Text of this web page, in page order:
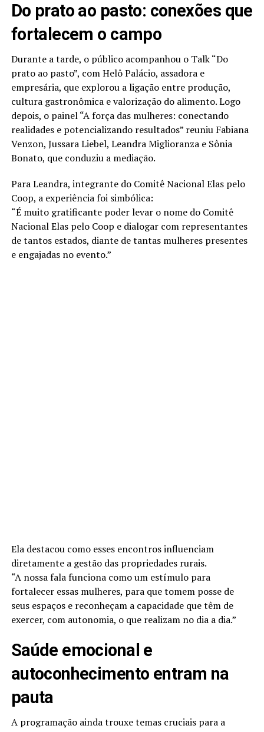
Do prato ao pasto: conexões que
fortalecem o campo
Durante a tarde, o público acompanhou o Talk “Do
prato ao pasto”, com Helô Palácio, assadora e
empresária, que explorou a ligação entre produção,
cultura gastronômica e valorização do alimento. Logo
depois, o painel “A força das mulheres: conectando
realidades e potencializando resultados” reuniu Fabiana
Venzon, Jussara Liebel, Leandra Miglioranza e Sônia
Bonato, que conduziu a mediação.
Para Leandra, integrante do Comitê Nacional Elas pelo
Coop, a experiência foi simbólica:
“É muito gratificante poder levar o nome do Comitê
Nacional Elas pelo Coop e dialogar com representantes
de tantos estados, diante de tantas mulheres presentes
e engajadas no evento.”
Ela destacou como esses encontros influenciam
diretamente a gestão das propriedades rurais.
“A nossa fala funciona como um estímulo para
fortalecer essas mulheres, para que tomem posse de
seus espaços e reconheçam a capacidade que têm de
exercer, com autonomia, o que realizam no dia a dia.”
Saúde emocional e
autoconhecimento entram na
pauta
A programação ainda trouxe temas cruciais para a